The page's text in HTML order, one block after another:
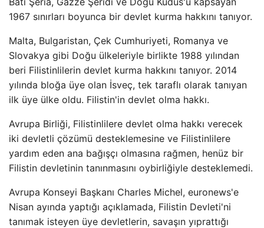
1967 sınırları boyunca bir devlet kurma hakkını tanıyor.
Malta, Bulgaristan, Çek Cumhuriyeti, Romanya ve
Slovakya gibi Doğu ülkeleriyle birlikte 1988 yılından
beri Filistinlilerin devlet kurma hakkını tanıyor. 2014
yılında bloğa üye olan İsveç, tek taraflı olarak tanıyan
ilk üye ülke oldu. Filistin'in devlet olma hakkı.
Avrupa Birliği, Filistinlilere devlet olma hakkı verecek
iki devletli çözümü desteklemesine ve Filistinlilere
yardım eden ana bağışçı olmasına rağmen, henüz bir
Filistin devletinin tanınmasını oybirliğiyle desteklemedi.
Avrupa Konseyi Başkanı Charles Michel, euronews'e
Nisan ayında yaptığı açıklamada, Filistin Devleti'ni
tanımak isteyen üye devletlerin, savaşın yıprattığı